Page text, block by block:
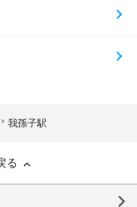
我孫子駅
る